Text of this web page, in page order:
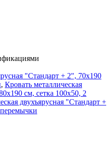
"Стандарт + 2", 70х190
, Кровать металлическая
см, сетка 100х50, 2
двухъярусная "Стандарт +